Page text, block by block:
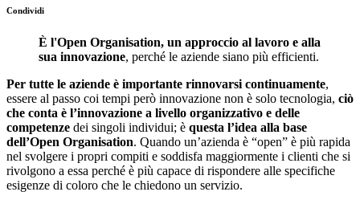
Condividi
È l'Open Organisation, un approccio al lavoro e alla
sua innovazione, perché le aziende siano più efficienti.
Per tutte le aziende è importante rinnovarsi continuamente,
essere al passo coi tempi però innovazione non è solo tecnologia, ciò
che conta è l’innovazione a livello organizzativo e delle
competenze dei singoli individui; è questa l’idea alla base
dell’Open Organisation. Quando un’azienda è “open” è più rapida
nel svolgere i propri compiti e soddisfa maggiormente i clienti che si
rivolgono a essa perché è più capace di rispondere alle specifiche
esigenze di coloro che le chiedono un servizio.